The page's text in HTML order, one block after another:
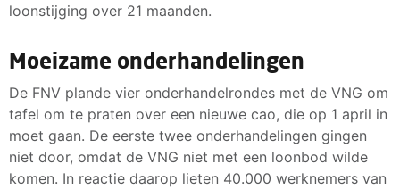
loonstijging over 21 maanden.
Moeizame onderhandelingen
De FNV plande vier onderhandelrondes met de VNG om
tafel om te praten over een nieuwe cao, die op 1 april in
moet gaan. De eerste twee onderhandelingen gingen
niet door, omdat de VNG niet met een loonbod wilde
komen. In reactie daarop lieten 40.000 werknemers van